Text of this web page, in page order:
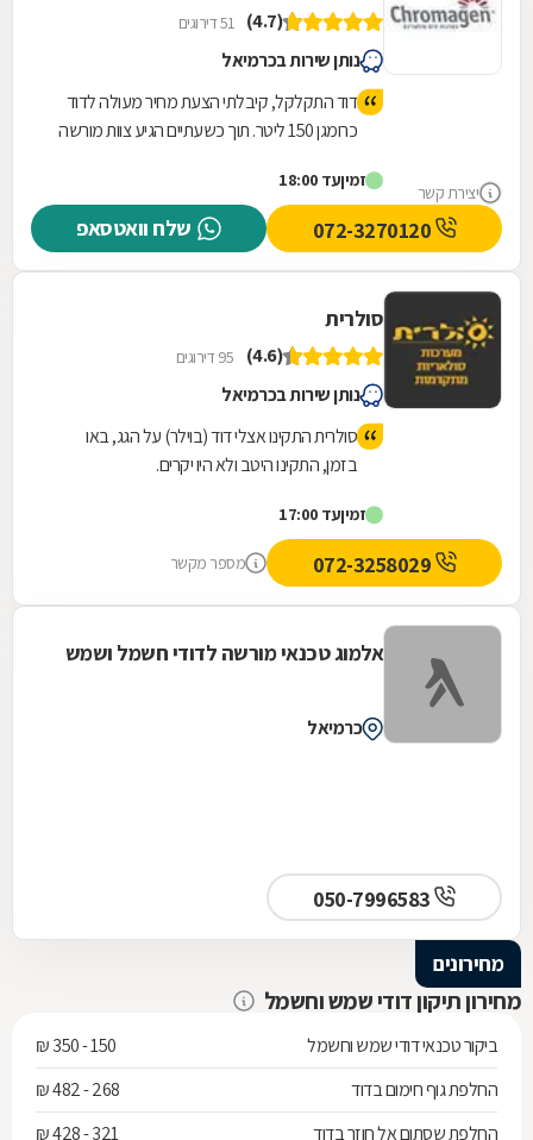
יצירת קשר
(4.7) 51 דירוגים
נותן שירות בכרמיאל
דוד התקלקל, קיבלתי הצעת מחיר מעולה לדוד
כרומגן 150 ליטר. תוך כשעתיים הגיע צוות מורשה
התקנה סופר מהירה. פינו וניקו, דאגו לבצע
בדיקות וניקוי האלמנטים הקיימים! ובנוסף היו
מאוד אדיבים ונחמדים. ללא שום הפתעות או
משהו נסתר. פשוט תענוג לקבל כזה שירות! כל
זמיןעד 18:00
שלח וואטסאפ
סולרית
(4.6) 95 דירוגים
נותן שירות בכרמיאל
סולרית התקינו אצלי דוד (בוילר) על הגג, באו
בזמן, התקינו היטב ולא היו יקרים.
זמיןעד 17:00
מספר מקשר
אלמוג טכנאי מורשה לדודי חשמל ושמש
כרמיאל
מחירונים
מחירון תיקון דודי שמש וחשמל
ביקור טכנאי דודי שמש וחשמל
150 - 350 ₪
החלפת גוף חימום בדוד
268 - 482 ₪
החלפת שסתום אל חוזר בדוד
321 - 428 ₪